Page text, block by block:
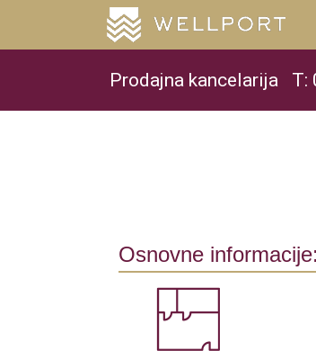
Prodajna kancelarija T:
Osnovne informacije: